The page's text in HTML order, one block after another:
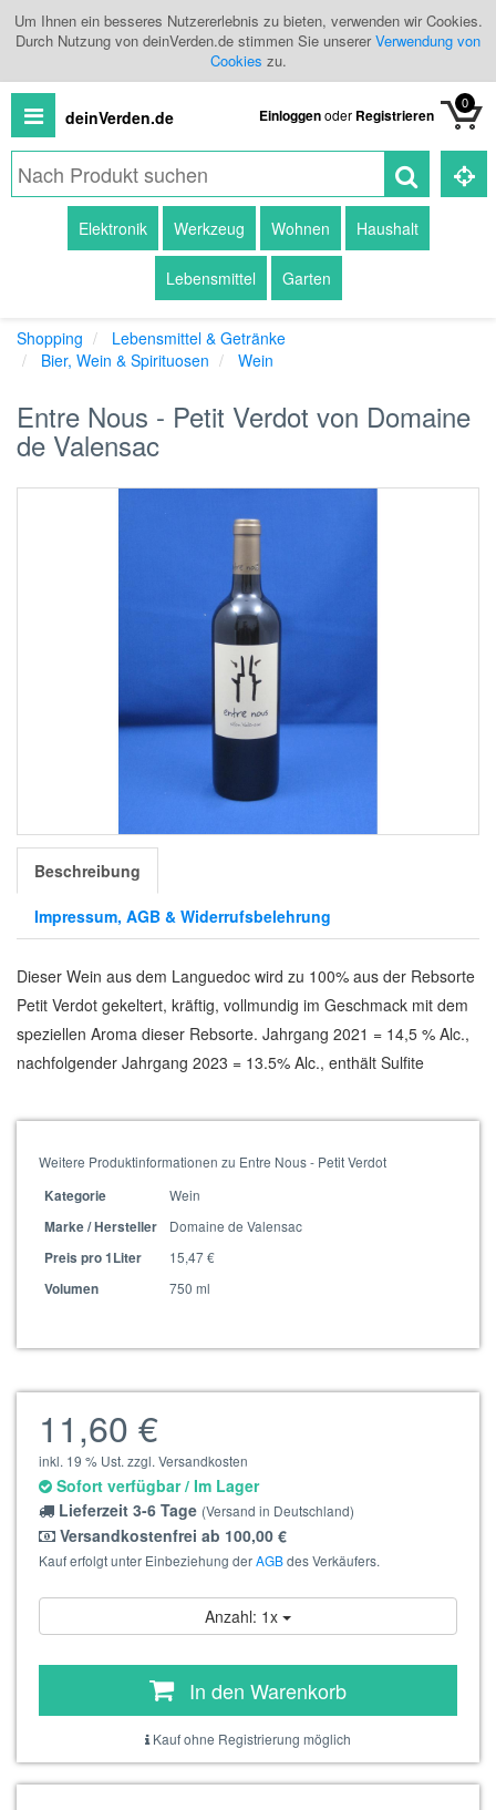
Um Ihnen ein besseres Nutzererlebnis zu bieten, verwenden wir Cookies.
Durch Nutzung von deinVerden.de stimmen Sie unsererVerwendung von
Cookies zu.
deinVerden.de Einloggenoder Registrieren
0
Produkte
Händlerübersicht
Elektronik Werkzeug Wohnen Haushalt
Lebensmittel Garten
Shopping
Lebensmittel & Getränke
Bier, Wein & Spirituosen
Wein
Entre Nous - Petit Verdot von Domaine
de Valensac
Beschreibung
Impressum, AGB & Widerrufsbelehrung
Dieser Wein aus dem Languedoc wird zu 100% aus der Rebsorte
Petit Verdot gekeltert, kräftig, vollmundig im Geschmack mit dem
speziellen Aroma dieser Rebsorte. Jahrgang 2021 = 14,5 % Alc.,
nachfolgender Jahrgang 2023 = 13.5% Alc., enthält Sulfite
Weitere Produktinformationen zu Entre Nous - Petit Verdot
Kategorie
Wein
Marke / Hersteller
Domaine de Valensac
Preis pro 1Liter
15,47 €
Volumen
750 ml
11,60 €
inkl. 19 % Ust. zzgl. Versandkosten
Sofort verfügbar / Im Lager
Lieferzeit 3-6 Tage (Versand in Deutschland)
Versandkostenfrei ab 100,00 €
Kauf erfolgt unter Einbeziehung derAGBdes Verkäufers.
Anzahl: 1x
In den Warenkorb
Kauf ohne Registrierung möglich